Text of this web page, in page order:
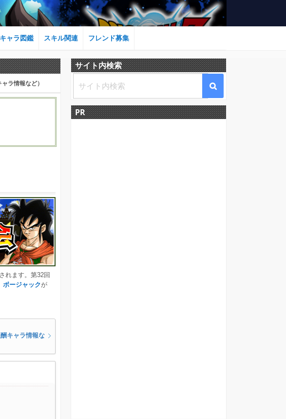
キャラ図鑑 スキル関連 フレンド募集
ラ情報など）
れます。第32回
ボージャックが
キャラ情報な
サイト内検索
PR